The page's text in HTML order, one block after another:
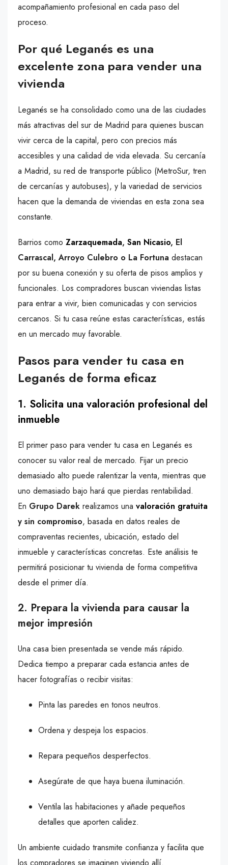
acompañamiento profesional en cada paso del
proceso.
Por qué Leganés es una
excelente zona para vender una
vivienda
Leganés se ha consolidado como una de las ciudades
más atractivas del sur de Madrid para quienes buscan
vivir cerca de la capital, pero con precios más
accesibles y una calidad de vida elevada. Su cercanía
a Madrid, su red de transporte público (MetroSur, tren
de cercanías y autobuses), y la variedad de servicios
hacen que la demanda de viviendas en esta zona sea
constante.
Barrios como Zarzaquemada, San Nicasio, El
Carrascal, Arroyo Culebro o La Fortuna destacan
por su buena conexión y su oferta de pisos amplios y
funcionales. Los compradores buscan viviendas listas
para entrar a vivir, bien comunicadas y con servicios
cercanos. Si tu casa reúne estas características, estás
en un mercado muy favorable.
Pasos para vender tu casa en
Leganés de forma eficaz
1. Solicita una valoración profesional del
inmueble
El primer paso para vender tu casa en Leganés es
conocer su valor real de mercado. Fijar un precio
demasiado alto puede ralentizar la venta, mientras que
uno demasiado bajo hará que pierdas rentabilidad.
En Grupo Darek realizamos una valoración gratuita
y sin compromiso, basada en datos reales de
compraventas recientes, ubicación, estado del
inmueble y características concretas. Este análisis te
permitirá posicionar tu vivienda de forma competitiva
desde el primer día.
2. Prepara la vivienda para causar la
mejor impresión
Una casa bien presentada se vende más rápido.
Dedica tiempo a preparar cada estancia antes de
hacer fotografías o recibir visitas:
Pinta las paredes en tonos neutros.
Ordena y despeja los espacios.
Repara pequeños desperfectos.
Asegúrate de que haya buena iluminación.
Ventila las habitaciones y añade pequeños
detalles que aporten calidez.
Un ambiente cuidado transmite confianza y facilita que